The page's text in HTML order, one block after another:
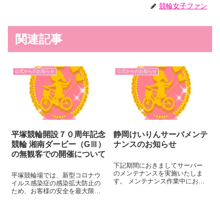
競輪女子ファン
関連記事
公式からのお知らせ
平塚競輪開設７０周年記念
競輪 湘南ダービー（GⅢ）
の無観客での開催について
平塚競輪場では、新型コロナウ
イルス感染症の感染拡大防止の
ため、お客様の安全を最大限考
公式からのお知らせ
静岡けいりんサーバメンテ
ナンスのお知らせ
下記期間におきましてサーバー
のメンテナンスを実施いたしま
す。 メンテナンス作業中におい